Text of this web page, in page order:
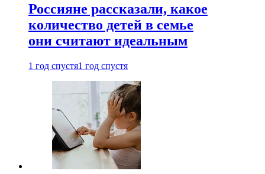
Россияне рассказали, какое
количество детей в семье
они считают идеальным
1 год спустя1 год спустя